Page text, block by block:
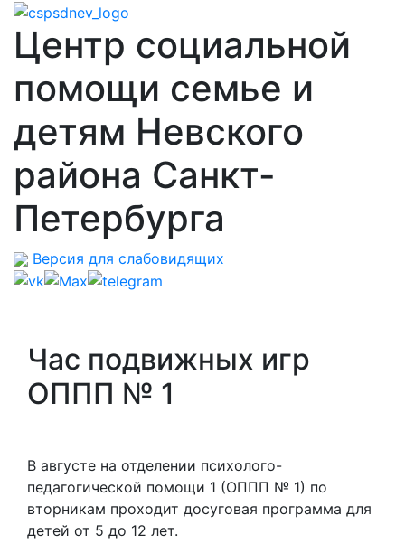
Центр социальной
помощи семье и
детям Невского
района Санкт-
Петербурга
Версия для слабовидящих
Час подвижных игр
ОППП № 1
В августе на отделении психолого-
педагогической помощи 1 (ОППП № 1) по
вторникам проходит досуговая программа для
детей от 5 до 12 лет.